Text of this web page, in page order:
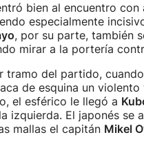
bien al encuentro
especialmente
, por su parte, también
mirar a la portería
tramo del partido, cuando
de esquina un
el esférico le llegó a
izquierda. El japonés se
mallas el capitán Mikel